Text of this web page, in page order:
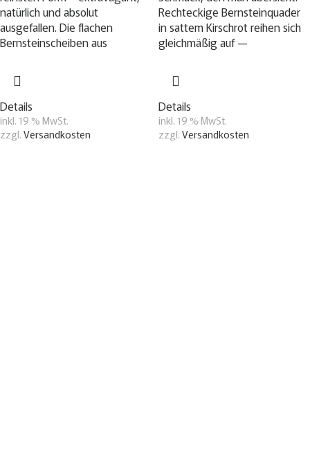
natürlich und absolut
ausgefallen. Die flachen
Bernsteinscheiben aus
Details
inkl. 19 % MwSt.
zzgl.Versandkosten
Rechteckige Bernsteinquader
in sattem Kirschrot reihen sich
gleichmäßig auf —
Details
inkl. 19 % MwSt.
zzgl.Versandkosten